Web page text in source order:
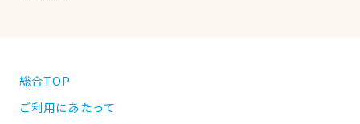
総合TOP
ご利用にあたって